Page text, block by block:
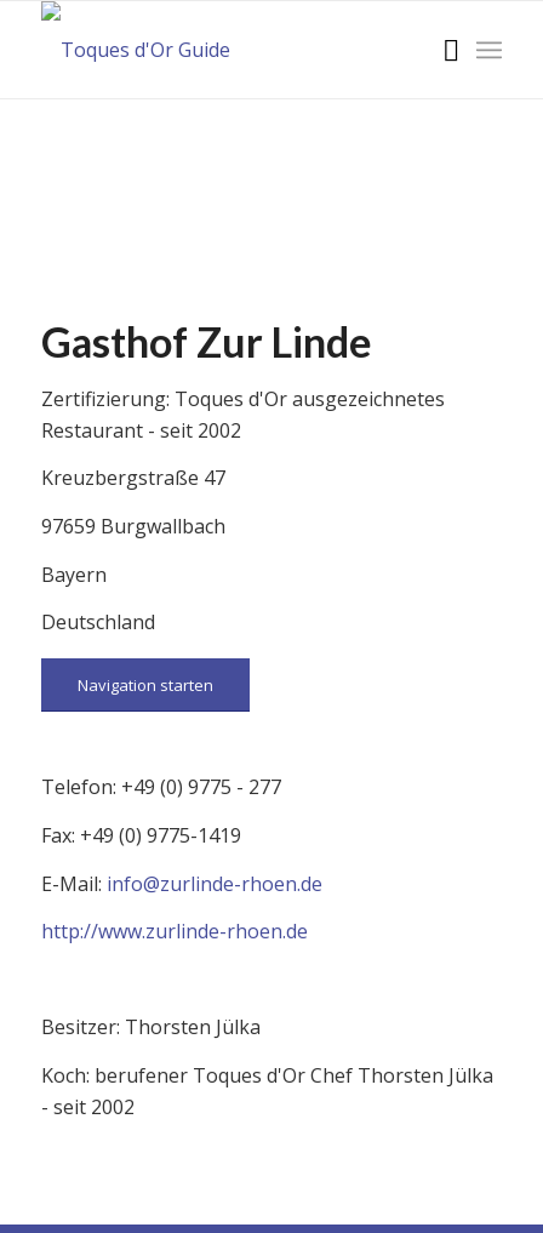
Gasthof Zur Linde
Zertifizierung: Toques d'Or ausgezeichnetes
Restaurant - seit 2002
Kreuzbergstraße 47
97659 Burgwallbach
Bayern
Deutschland
Navigation starten
Telefon: +49 (0) 9775 - 277
Fax: +49 (0) 9775-1419
E-Mail: info@zurlinde-rhoen.de
http://www.zurlinde-rhoen.de
Besitzer: Thorsten Jülka
Koch: berufener Toques d'Or Chef Thorsten Jülka
- seit 2002